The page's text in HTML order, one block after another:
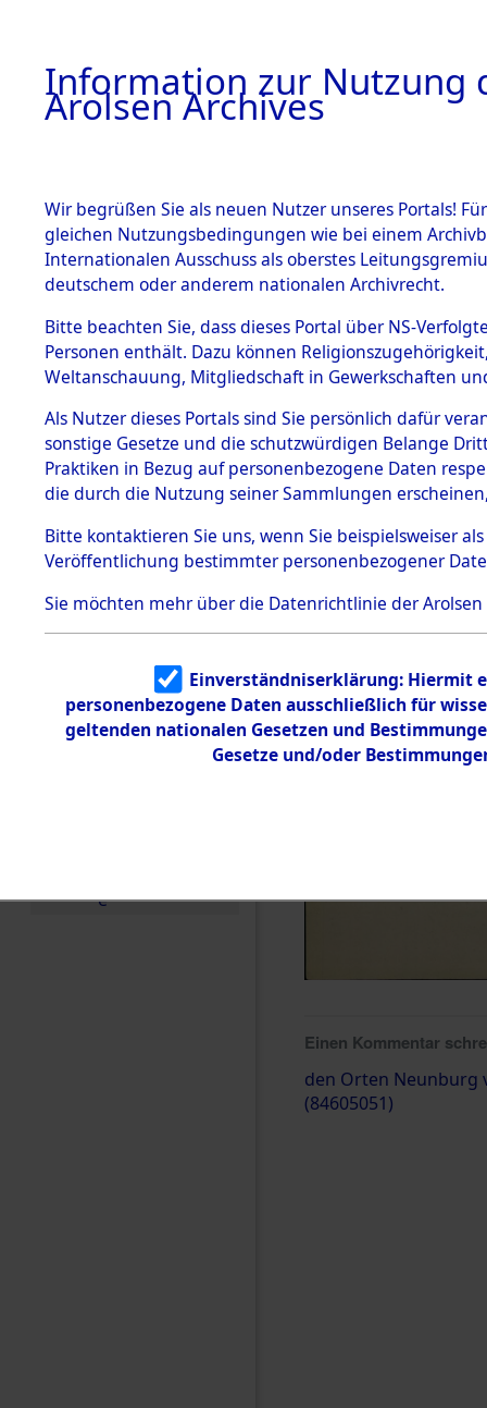
BILD
BESTÄNDE
1.
mente
5. Verschiedenes
5.3
Todesmärsche
5.3.1 Alliierte
Erhebungen
zu
Todesmärsch
en
5.3.2
Identifizierun
5.3.3
Todesmärsch
e
vorm Wald - Rötz.
0002 (84604893)
Einen Kommentar
den Orten Neunburg
(84605051)
Information zur Nutzung
Arolsen Archives
Wir begrüßen Sie als neuen Nutzer unseres Portals!
gleichen Nutzungsbedingungen wie bei einem
Internationalen Ausschuss als oberstes
deutschem oder anderem nationalen Archivrecht.
Bitte beachten Sie, dass dieses Portal über NS-
Personen enthält. Dazu können
Weltanschauung, Mitgliedschaft in Gewerkschaften
Als Nutzer dieses Portals sind Sie persönlich dafür
sonstige Gesetze und die schutzwürdigen Belange
Praktiken in Bezug auf personenbezogene Daten
die durch die Nutzung seiner Sammlungen
Bitte kontaktieren Sie uns, wenn Sie beispielsweiser
Veröffentlichung bestimmter personenbezogener
Sie möchten mehr über die Datenrichtlinie der Arolsen
Einverständniserklärung: Hiermit
personenbezogene Daten ausschließlich für
geltenden nationalen Gesetzen und
Gesetze und/oder